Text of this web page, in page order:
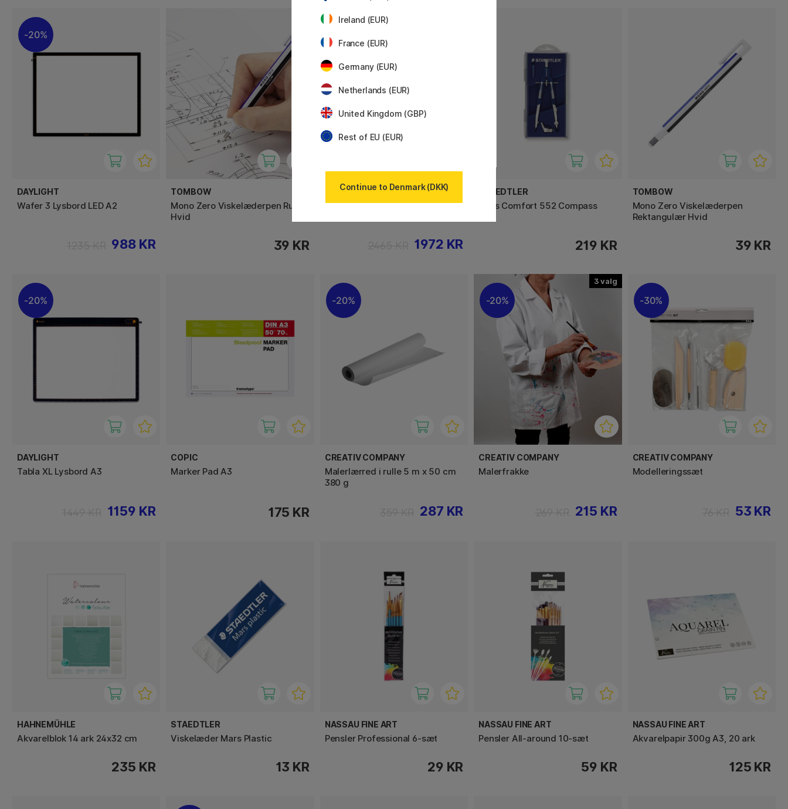
20%
DAYLIGHT
Wafer 3 Lysbord LED A2
988 KR
TOMBOW
Mono Zero Viskelæderpen Rund
Hvid
39 KR
DAYLIGHT
Aura Ring On Arm
1972 KR
STAEDTLER
Mars Comfort 552 Compass
219 KR
TOMBOW
Mono Zero Viskelæderpen
Rektangulær Hvid
39 KR
20%
DAYLIGHT
Tabla XL Lysbord A3
1159 KR
COPIC
Marker Pad A3
175 KR
20%
CREATIV COMPANY
Malerlærred i rulle 5 m x 50 cm
380 g
287 KR
3
20%
CREATIV COMPANY
Malerfrakke
215 KR
30%
CREATIV COMPANY
Modelleringssæt
53 KR
HAHNEMÜHLE
Akvarelblok 14 ark 24x32 cm
235 KR
STAEDTLER
Viskelæder Mars Plastic
13 KR
NASSAU FINE ART
Pensler Professional 6-sæt
29 KR
NASSAU FINE ART
Pensler All-around 10-sæt
59 KR
NASSAU FINE ART
Akvarelpapir 300g A3, 20 ark
125 KR
Ireland (EUR)
France (EUR)
Germany (EUR)
Netherlands (EUR)
United Kingdom (GBP)
Rest of EU (EUR)
Continue to Denmark (DKK)